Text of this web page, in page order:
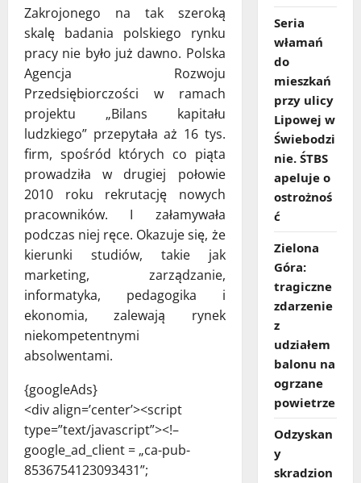
Zakrojonego na tak szeroką
skalę badania polskiego rynku
pracy nie było już dawno. Polska
Agencja Rozwoju
Przedsiębiorczości w ramach
projektu „Bilans kapitału
ludzkiego” przepytała aż 16 tys.
firm, spośród których co piąta
prowadziła w drugiej połowie
2010 roku rekrutację nowych
pracowników. I załamywała
podczas niej ręce. Okazuje się, że
kierunki studiów, takie jak
marketing, zarządzanie,
informatyka, pedagogika i
ekonomia, zalewają rynek
niekompetentnymi
absolwentami.
{googleAds}
<div align=’center’><script
type=”text/javascript”><!–
google_ad_client = „ca-pub-
8536754123093431”;
Seria
włamań
do
mieszkań
przy ulicy
Lipowej w
Świebodzi
nie. ŚTBS
apeluje o
ostrożnoś
ć
Zielona
Góra:
tragiczne
zdarzenie
z
udziałem
balonu na
ogrzane
powietrze
Odzyskan
y
skradzion